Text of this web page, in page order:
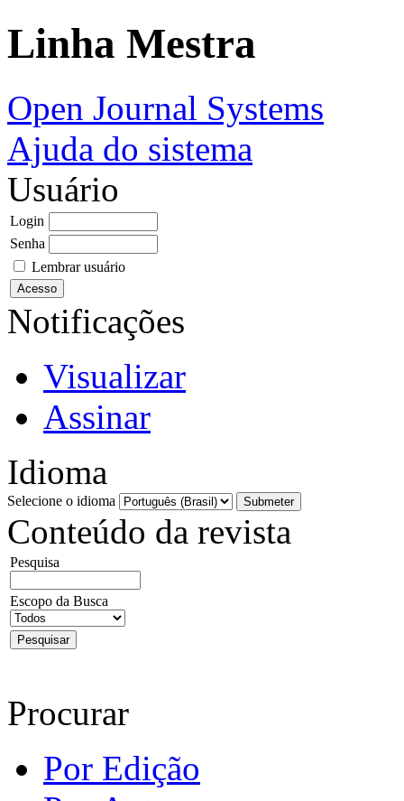
Linha Mestra
Open Journal Systems
Ajuda do sistema
Usuário
Login
Senha
Lembrar usuário
Notificações
Visualizar
Assinar
Idioma
Selecione o idioma
Conteúdo da revista
Pesquisa
Escopo da Busca
Procurar
Por Edição